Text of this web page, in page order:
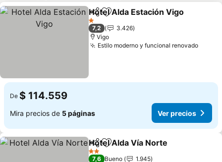
CompartirAgregar a favoritos
Hotel Alda Estación Vigo
1 Estrellas
7,2
3.426
Vigo
Estilo moderno y funcional renovado
De $ 114.559
Mira precios de 5 páginas Ver precios
CompartirAgregar a favoritos
Hotel Alda Vía Norte
2 Estrellas
7,6 Bueno
1.945